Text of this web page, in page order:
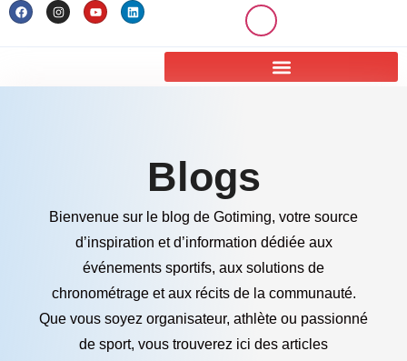
Blogs
Bienvenue sur le blog de Gotiming, votre source
d’inspiration et d’information dédiée aux
événements sportifs, aux solutions de
chronométrage et aux récits de la communauté.
Que vous soyez organisateur, athlète ou passionné
de sport, vous trouverez ici des articles